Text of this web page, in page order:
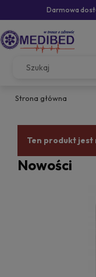
Darmowa
Strona główna
Ten produkt jest
Nowości